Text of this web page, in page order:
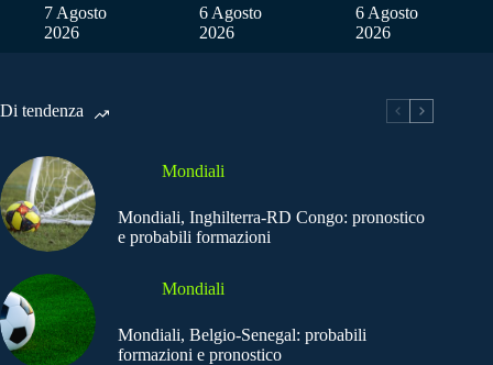
7 Agosto
2026
6 Agosto
2026
6 Agosto
2026
Di tendenza
Mondiali
Mondiali, Inghilterra-RD Congo: pronostico
e probabili formazioni
Mondiali
Mondiali, Belgio-Senegal: probabili
formazioni e pronostico